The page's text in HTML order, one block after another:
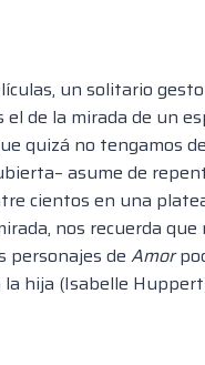
un solitario
de la mirada de un
quizá no tengamos
asume de
cientos en una
nos recuerda
personajes de Amor
hija (Isabelle